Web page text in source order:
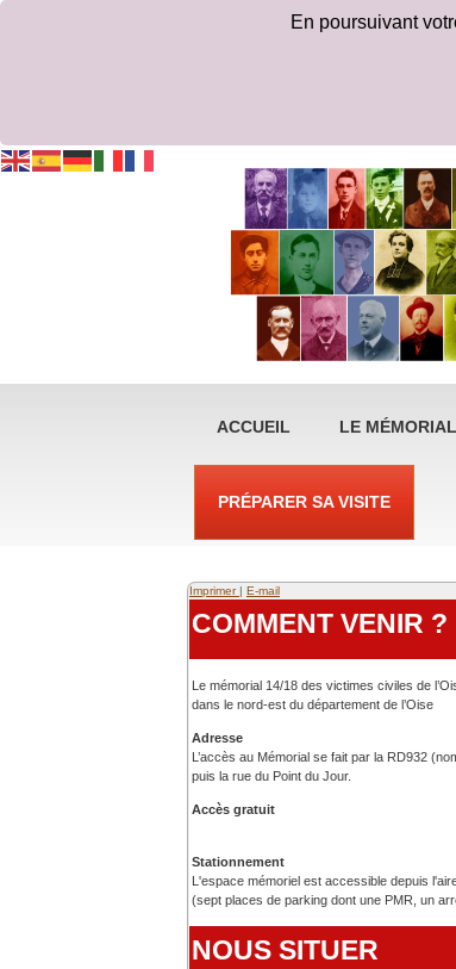
En poursuivant
ACCUEIL LE
PRÉPARER SA VISITE
Imprimer | E-mail
COMMENT VENIR ?
Le mémorial 14/18 des victimes civiles de
dans le nord-est du département de l’Oise
Adresse
L’accès au Mémorial se fait par la RD932
puis la rue du Point du Jour.
Accès gratuit
Stationnement
L'espace mémoriel est accessible depuis
(sept places de parking dont une PMR, un
NOUS SITUER